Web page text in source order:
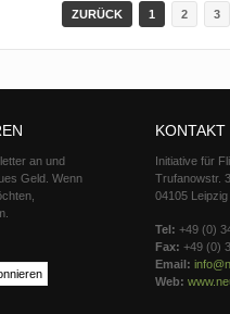
ZURÜCK 1 2 3
an und
Geld. Wenn
KONTAKT
Initiative für
Trufanowstr.
04105 Leipzig
Tel: +49 (0)
Fax: +49 (0)
Email:
Web: